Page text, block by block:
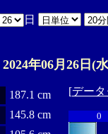
日
2024年06月26日(
187.1 cm
145.8 cm
[デー
0